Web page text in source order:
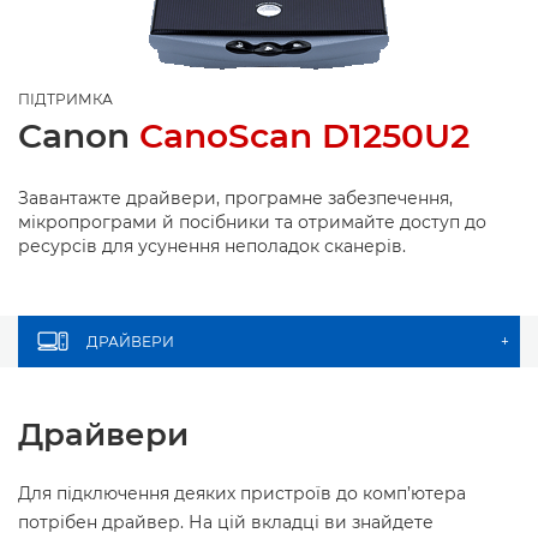
ПІДТРИМКА
Canon CanoScan D1250U2
Завантажте драйвери, програмне забезпечення,
мікропрограми й посібники та отримайте доступ до
ресурсів для усунення неполадок сканерів.
ДРАЙВЕРИ +
Драйвери
Для підключення деяких пристроїв до комп’ютера
потрібен драйвер. На цій вкладці ви знайдете